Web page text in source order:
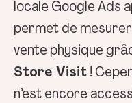
locale Google Ads
permet de
vente physique
Store Visit !
n’est encore